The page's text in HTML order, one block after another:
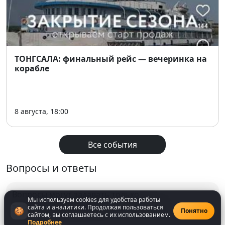
ТОНГСАЛА: финальный рейс — вечеринка на
корабле
8 августа, 18:00
Все события
Вопросы и ответы
Вопросы могут задавать только
зарегистрированнныепользователи
🍪
Мы используем cookies для удобства работы
сайта и аналитики. Продолжая пользоваться
сайтом, вы соглашаетесь с их использованием.
Подробнее
Понятно